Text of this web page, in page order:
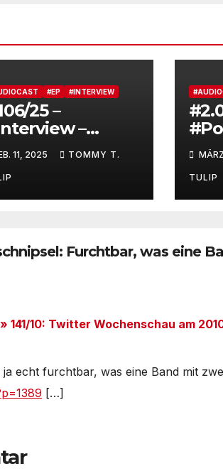
#EP #INTERVIEW
25 –
–
Heil im
mit
Reuter
11, 2025 TOMMY T.
Nie
TULIP
Furchtbar, was eine
141/10: Twitter Wochenschau am
echt furchtbar, was eine Band mit
[…]